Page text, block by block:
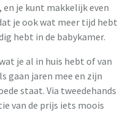
je kunt makkelijk even
je ook wat meer tijd hebt
hebt in de babykamer.
je al in huis hebt of van
gaan jaren mee en zijn
staat. Via tweedehands
van de prijs iets moois